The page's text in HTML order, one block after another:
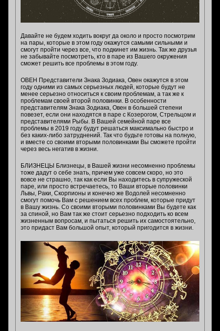
Давайте не будем ходить вокруг да около и просто посмотрим
на пары, которые в этом году окажутся самыми сильными и
смогут пройти через все, что подкинет им жизнь. Так же друзья
не забывайте посмотреть, кто в паре из Вашего окружения
сможет решить все проблемы в этом году.
ОВЕН Представители Знака Зодиака, Овен окажутся в этом
году одними из самых серьезных людей, которые будут не
менее серьезно относиться к своим проблемам, а так же к
проблемам своей второй половинки. В особенности
представителям Знака Зодиака, Овен в большей степени
повезет, если они находятся в паре с Козерогом, Стрельцом и
представителями Рыбы. В Вашей семейной паре все
проблемы в 2019 году будут решаться максимально быстро и
без каких-либо затруднений. Так что будьте готовы на полную,
и вместе со своими вторыми половинками Вы сможете пройти
через весь негатив в жизни.
БЛИЗНЕЦЫ Близнецы, в Вашей жизни несомненно проблемы
тоже дадут о себе знать, причем уже совсем скоро, но это
вовсе не страшно, так как если Вы находитесь в супружеской
паре, или просто встречаетесь, то Ваши вторые половинки
Львы, Раки, Скорпионы и конечно же Водолей несомненно
смогут помочь Вам с решением всех проблем, которые придут
в Вашу жизнь. Со своими вторыми половинками Вы будете как
за спиной, но Вам так же стоит серьезно подходить ко всем
жизненным вопросам, и пытаться решить их самостоятельно,
это придаст Вам большой опыт, который пригодится в жизни.